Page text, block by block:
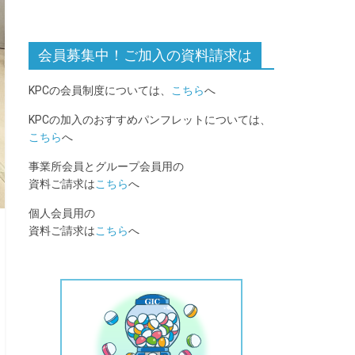
会員募集中！ご加入の資料請求は
KPCの会員制度については、 こちらへ
KPCの加入のおすすめパンフレットについては、
こちらへ
事業所会員とグループ会員用の
資料ご請求はこちらへ
個人会員用の
資料ご請求はこちらへ